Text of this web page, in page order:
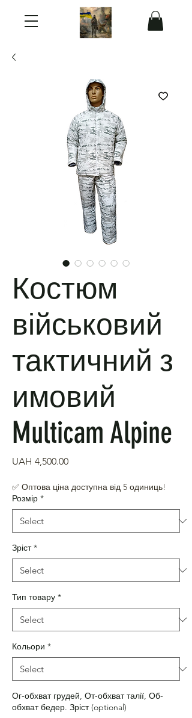
Костюм
військовий
тактичний з
имовий
Multicam Alpine
UAH 4,500.00Price
✅ Оптова ціна доступна від 5 одиниць!
Розмір *
Зріст *
Тип товару *
Кольори *
Ог-обхват грудей, От-обхват талії, Об-
обхват бедер. Зріст (optional)